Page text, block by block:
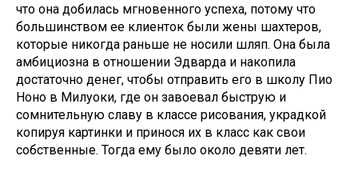
что она добилась мгновенного успеха, потому что
большинством ее клиенток были жены шахтеров,
которые никогда раньше не носили шляп. Она была
амбициозна в отношении Эдварда и накопила
достаточно денег, чтобы отправить его в школу Пио
Ноно в Милуоки, где он завоевал быструю и
сомнительную славу в классе рисования, украдкой
копируя картинки и принося их в класс как свои
собственные. Тогда ему было около девяти лет.